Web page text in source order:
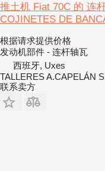
推土机 Fiat 70C 的 连
COJINETES DE
根据请求提供价格
发动机部件 - 连杆轴瓦
西班牙, Uxes
TALLERES A.CAPELÁN
联系卖方